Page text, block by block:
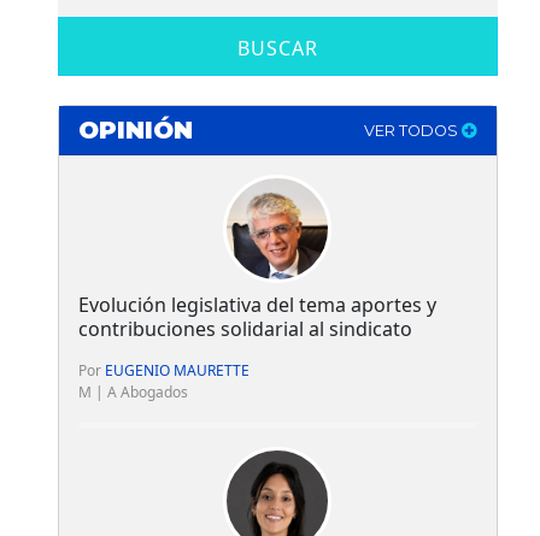
BUSCAR
OPINIÓN VER TODOS
Evolución legislativa del tema aportes y
contribuciones solidarial al sindicato
Por EUGENIO MAURETTE
M | A Abogados